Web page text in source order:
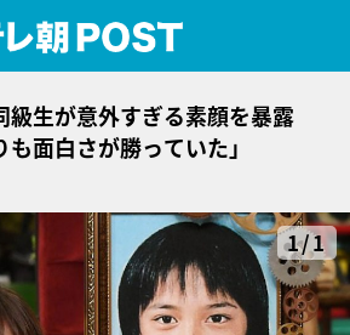
級生が意外すぎる素顔を暴露
も面白さが勝っていた」
1/1